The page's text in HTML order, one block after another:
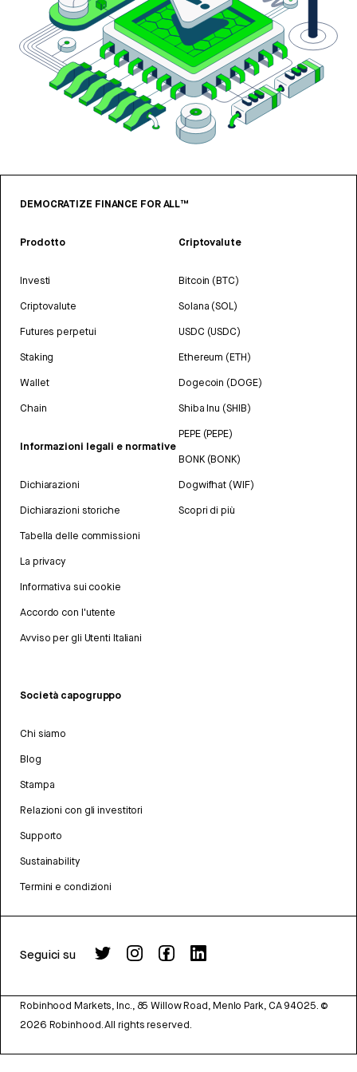
DEMOCRATIZE FINANCE FOR ALL™
Prodotto
Investi
Criptovalute
Futures perpetui
Staking
Wallet
Chain
Informazioni legali e normative
Dichiarazioni
Dichiarazioni storiche
Tabella delle commissioni
La privacy
Informativa sui cookie
Accordo con l'utente
Avviso per gli Utenti Italiani
Criptovalute
Bitcoin (BTC)
Solana (SOL)
USDC (USDC)
Ethereum (ETH)
Dogecoin (DOGE)
Shiba Inu (SHIB)
PEPE (PEPE)
BONK (BONK)
Dogwifhat (WIF)
Scopri di più
Società capogruppo
Chi siamo
Blog
Stampa
Relazioni con gli investitori
Supporto
Sustainability
Termini e condizioni
Seguici su
Robinhood Markets, Inc., 85 Willow Road, Menlo Park, CA 94025. ©
2026 Robinhood. All rights reserved.